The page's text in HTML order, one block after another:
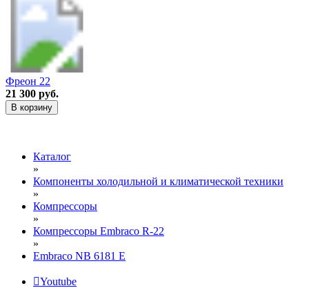
Фреон 22
21 300 руб.
В корзину
Каталог
»
Компоненты холодильной и климатической техники
»
Компрессоры
»
Компрессоры Embraco R-22
»
Embraco NB 6181 E
Youtube